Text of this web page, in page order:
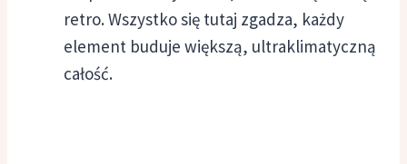
retro. Wszystko się tutaj zgadza, każdy
element buduje większą, ultraklimatyczną
całość.